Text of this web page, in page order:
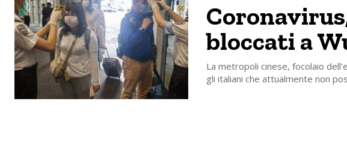
bloccati a
La metropoli cinese, focolaio
gli italiani che attualmente non